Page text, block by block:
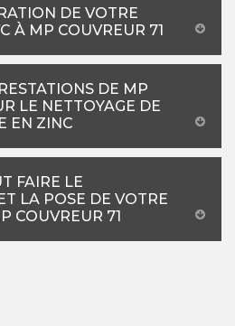
DE VOTRE
À MP COUVREUR 71
DE MP
LE NETTOYAGE DE
EN ZINC
FAIRE LE
LA POSE DE VOTRE
COUVREUR 71